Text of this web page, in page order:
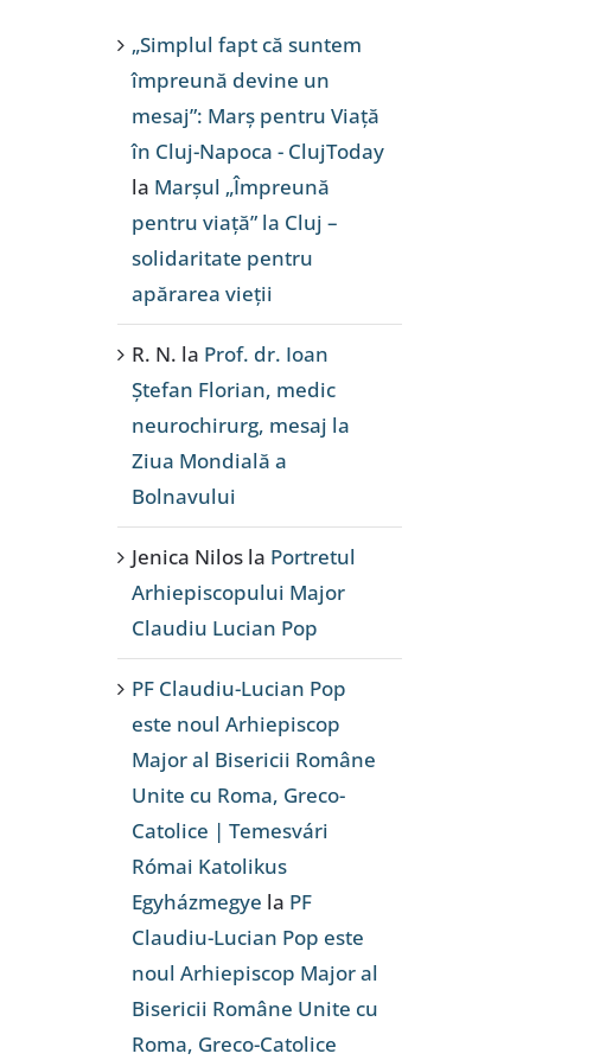
„Simplul fapt că suntem
împreună devine un
mesaj”: Marș pentru Viață
în Cluj-Napoca - ClujToday
la Marșul „Împreună
pentru viață” la Cluj –
solidaritate pentru
apărarea vieții
R. N. la Prof. dr. Ioan
Ștefan Florian, medic
neurochirurg, mesaj la
Ziua Mondială a
Bolnavului
Jenica Nilos la Portretul
Arhiepiscopului Major
Claudiu Lucian Pop
PF Claudiu-Lucian Pop
este noul Arhiepiscop
Major al Bisericii Române
Unite cu Roma, Greco-
Catolice | Temesvári
Római Katolikus
Egyházmegye la PF
Claudiu-Lucian Pop este
noul Arhiepiscop Major al
Bisericii Române Unite cu
Roma, Greco-Catolice